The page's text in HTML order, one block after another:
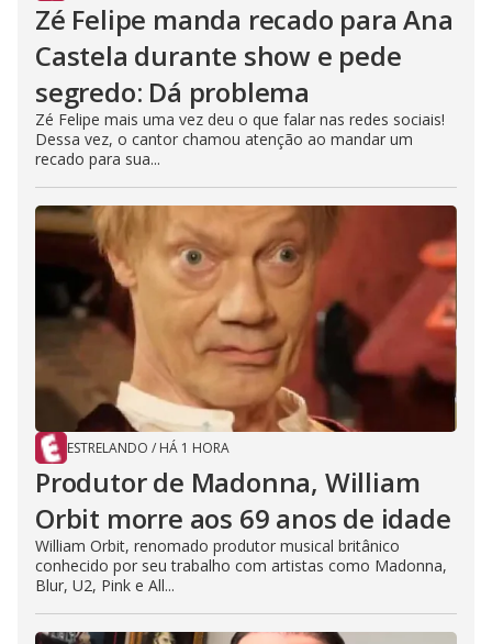
Zé Felipe manda recado para Ana
Castela durante show e pede
segredo: Dá problema
Zé Felipe mais uma vez deu o que falar nas redes sociais!
Dessa vez, o cantor chamou atenção ao mandar um
recado para sua...
ESTRELANDO / HÁ 1 HORA
Produtor de Madonna, William
Orbit morre aos 69 anos de idade
William Orbit, renomado produtor musical britânico
conhecido por seu trabalho com artistas como Madonna,
Blur, U2, Pink e All...